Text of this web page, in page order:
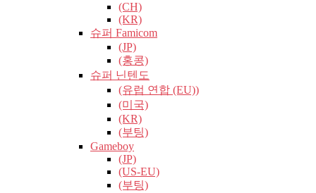
(CH)
(KR)
슈퍼 Famicom
(JP)
(홍콩)
슈퍼 닌텐도
(유럽​​ 연합 (EU))
(미국)
(KR)
(부팅)
Gameboy
(JP)
(US-EU)
(부팅)